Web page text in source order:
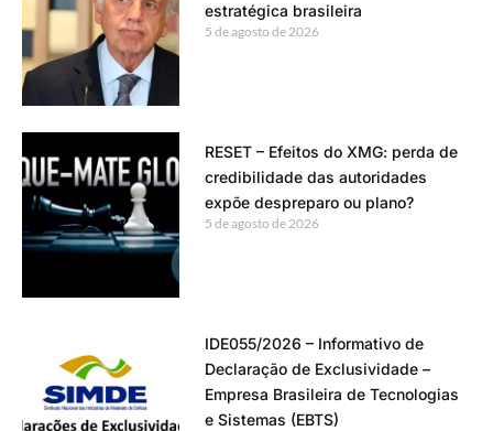
estratégica brasileira
5 de agosto de 2026
RESET – Efeitos do XMG: perda de
credibilidade das autoridades
expõe despreparo ou plano?
5 de agosto de 2026
IDE055/2026 – Informativo de
Declaração de Exclusividade –
Empresa Brasileira de Tecnologias
e Sistemas (EBTS)